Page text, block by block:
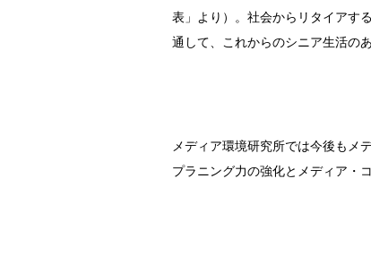
表」より）。社会からリタイアす
通して、これからのシニア生活の
メディア環境研究所では今後もメ
プラニング力の強化とメディア・